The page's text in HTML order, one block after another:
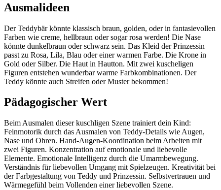
Ausmalideen
Der Teddybär könnte klassisch braun, golden, oder in fantasievollen
Farben wie creme, hellbraun oder sogar rosa werden! Die Nase
könnte dunkelbraun oder schwarz sein. Das Kleid der Prinzessin
passt zu Rosa, Lila, Blau oder einer warmen Farbe. Die Krone in
Gold oder Silber. Die Haut in Hautton. Mit zwei kuscheligen
Figuren entstehen wunderbar warme Farbkombinationen. Der
Teddy könnte auch Streifen oder Muster bekommen!
Pädagogischer Wert
Beim Ausmalen dieser kuschligen Szene trainiert dein Kind:
Feinmotorik durch das Ausmalen von Teddy-Details wie Augen,
Nase und Ohren. Hand-Augen-Koordination beim Arbeiten mit
zwei Figuren. Konzentration auf emotionale und liebevolle
Elemente. Emotionale Intelligenz durch die Umarmbewegung.
Verständnis für liebevollen Umgang mit Spielzeugen. Kreativität bei
der Farbgestaltung von Teddy und Prinzessin. Selbstvertrauen und
Wärmegefühl beim Vollenden einer liebevollen Szene.